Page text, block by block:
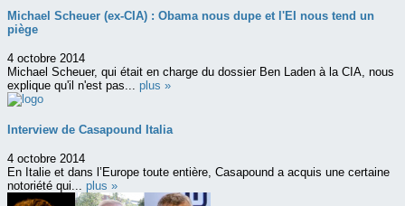
Michael Scheuer (ex-CIA) : Obama nous dupe et l'EI nous tend un
piège
4 octobre 2014
Michael Scheuer, qui était en charge du dossier Ben Laden à la CIA, nous
explique qu'il n'est pas... plus »
Interview de Casapound Italia
4 octobre 2014
En Italie et dans l’Europe toute entière, Casapound a acquis une certaine
notoriété qui... plus »